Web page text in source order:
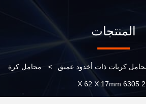
المنتجات
كريات ذات أخدود عميق > محامل كرة